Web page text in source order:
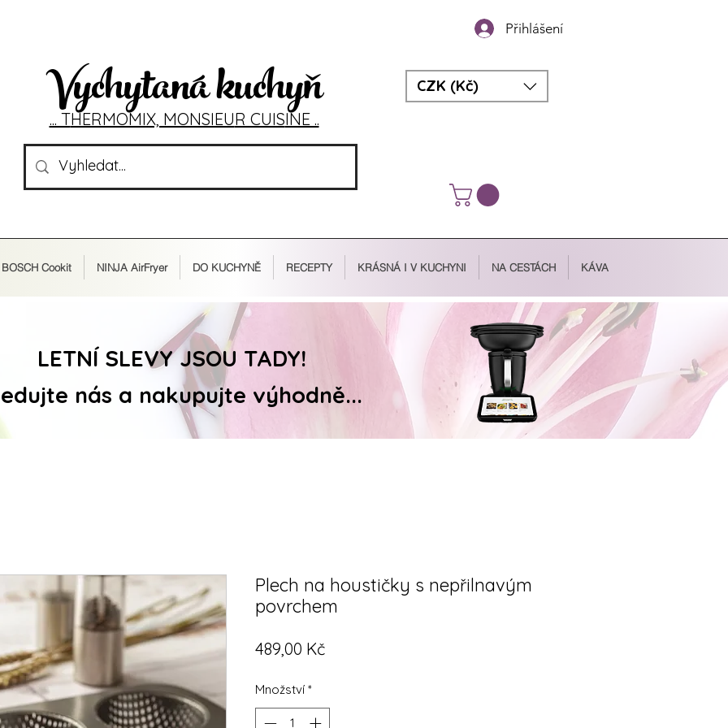
Přihlášení
Vychytaná kuchyň
... THERMOMIX, MONSIEUR CUISINE ..
CZK (Kč)
BOSCH Cookit NINJA AirFryer DO KUCHYNĚ RECEPTY KRÁSNÁ I V KUCHYNI NA CESTÁCH KÁVA
LETNÍ SLEVY JSOU TADY!
nás a nakupujte výhodně...
Plech na houstičky s nepřilnavým
povrchem
489,00 KčCena
Množství *